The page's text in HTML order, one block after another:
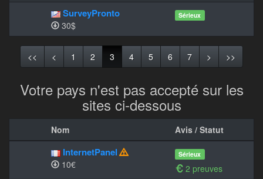
SurveyPronto
30$
Sérieux
<< < 1 2 3 4 5 6 7 > >>
Votre pays n'est pas accepté sur les
sites ci-dessous
Nom Avis / Statut
InternetPanel
10€
Sérieux
2 preuves